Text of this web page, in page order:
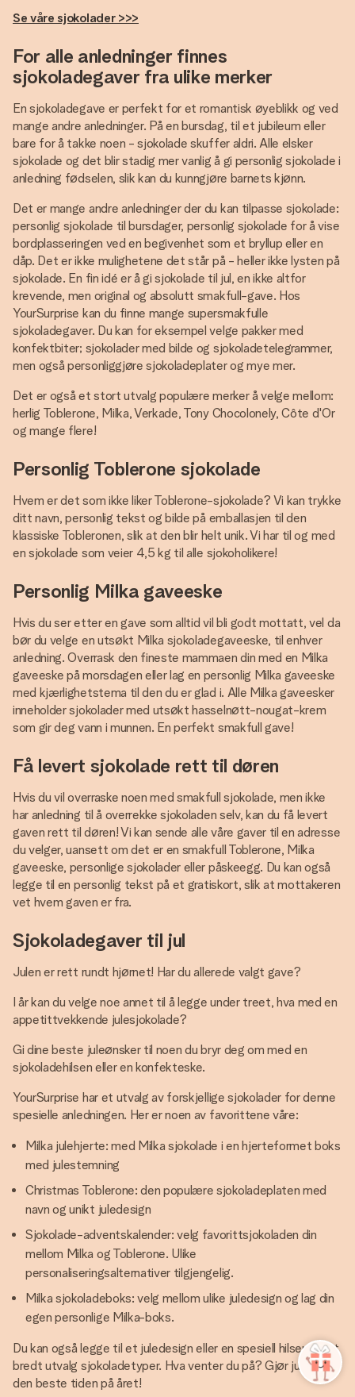
Se våre sjokolader >>>
For alle anledninger finnes
sjokoladegaver fra ulike merker
En sjokoladegave er perfekt for et romantisk øyeblikk og ved
mange andre anledninger. På en bursdag, til et jubileum eller
bare for å takke noen - sjokolade skuffer aldri. Alle elsker
sjokolade og det blir stadig mer vanlig å gi personlig sjokolade i
anledning fødselen, slik kan du kunngjøre barnets kjønn.
Det er mange andre anledninger der du kan tilpasse sjokolade:
personlig sjokolade til bursdager, personlig sjokolade for å vise
bordplasseringen ved en begivenhet som et bryllup eller en
dåp. Det er ikke mulighetene det står på - heller ikke lysten på
sjokolade. En fin idé er å gi sjokolade til jul, en ikke altfor
krevende, men original og absolutt smakfull-gave. Hos
YourSurprise kan du finne mange supersmakfulle
sjokoladegaver. Du kan for eksempel velge pakker med
konfektbiter; sjokolader med bilde og sjokoladetelegrammer,
men også personliggjøre sjokoladeplater og mye mer.
Det er også et stort utvalg populære merker å velge mellom:
herlig Toblerone, Milka, Verkade, Tony Chocolonely, Côte d'Or
og mange flere!
Personlig Toblerone sjokolade
Hvem er det som ikke liker Toblerone-sjokolade? Vi kan trykke
ditt navn, personlig tekst og bilde på emballasjen til den
klassiske Tobleronen, slik at den blir helt unik. Vi har til og med
en sjokolade som veier 4,5 kg til alle sjokoholikere!
Personlig Milka gaveeske
Hvis du ser etter en gave som alltid vil bli godt mottatt, vel da
bør du velge en utsøkt Milka sjokoladegaveeske, til enhver
anledning. Overrask den fineste mammaen din med en Milka
gaveeske på morsdagen eller lag en personlig Milka gaveeske
med kjærlighetstema til den du er glad i. Alle Milka gaveesker
inneholder sjokolader med utsøkt hasselnøtt-nougat-krem
som gir deg vann i munnen. En perfekt smakfull gave!
Få levert sjokolade rett til døren
Hvis du vil overraske noen med smakfull sjokolade, men ikke
har anledning til å overrekke sjokoladen selv, kan du få levert
gaven rett til døren! Vi kan sende alle våre gaver til en adresse
du velger, uansett om det er en smakfull Toblerone, Milka
gaveeske, personlige sjokolader eller påskeegg. Du kan også
legge til en personlig tekst på et gratiskort, slik at mottakeren
vet hvem gaven er fra.
Sjokoladegaver til jul
Julen er rett rundt hjørnet! Har du allerede valgt gave?
I år kan du velge noe annet til å legge under treet, hva med en
appetittvekkende julesjokolade?
Gi dine beste juleønsker til noen du bryr deg om med en
sjokoladehilsen eller en konfekteske.
YourSurprise har et utvalg av forskjellige sjokolader for denne
spesielle anledningen. Her er noen av favorittene våre:
Milka julehjerte: med Milka sjokolade i en hjerteformet boks
med julestemning
Christmas Toblerone: den populære sjokoladeplaten med
navn og unikt juledesign
Sjokolade-adventskalender: velg favorittsjokoladen din
mellom Milka og Toblerone. Ulike
personaliseringsalternativer tilgjengelig.
Milka sjokoladeboks: velg mellom ulike juledesign og lag din
egen personlige Milka-boks.
Du kan også legge til et juledesign eller en spesiell hilsen på et
bredt utvalg sjokoladetyper. Hva venter du på? Gjør julen til
den beste tiden på året!